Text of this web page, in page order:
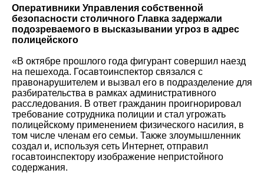
Оперативники Управления собственной
безопасности столичного Главка задержали
подозреваемого в высказывании угроз в адрес
полицейского
«В октябре прошлого года фигурант совершил наезд
на пешехода. Госавтоинспектор связался с
правонарушителем и вызвал его в подразделение для
разбирательства в рамках административного
расследования. В ответ гражданин проигнорировал
требование сотрудника полиции и стал угрожать
полицейскому применением физического насилия, в
том числе членам его семьи. Также злоумышленник
создал и, используя сеть Интернет, отправил
госавтоинспектору изображение непристойного
содержания.